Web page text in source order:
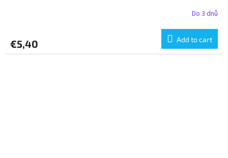
Do 3 dnů
€5,40 Add to cart